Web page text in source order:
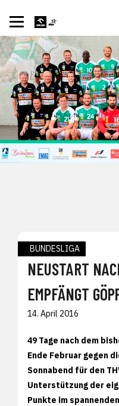
BUNDESLIGA
NEUSTART
EMPFÄNGT
14. April 2016
49 Tage nach dem
Ende Februar gegen
Sonnabend für den
Unterstützung der
Punkte im